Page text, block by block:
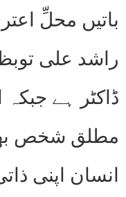
باتیں محلِّ
راشد علی
ڈاکٹر ہے
مطلق شخص
انسان اپنی